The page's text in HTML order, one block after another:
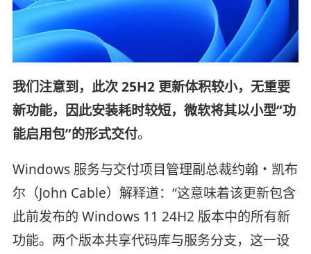
我们注意到，此次 25H2 更新体积较小，无重要
新功能，因此安装耗时较短，微软将其以小型“功
能启用包”的形式交付。
Windows 服务与交付项目管理副总裁约翰・凯布
尔（John Cable）解释道：“这意味着该更新包含
此前发布的 Windows 11 24H2 版本中的所有新
功能。两个版本共享代码库与服务分支，这一设